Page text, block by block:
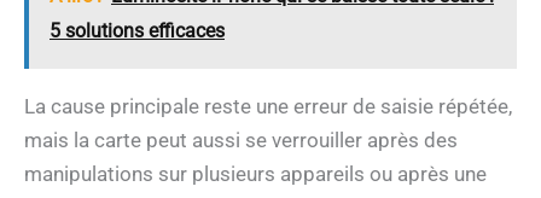
5 solutions efficaces
La cause principale reste une erreur de saisie répétée,
mais la carte peut aussi se verrouiller après des
manipulations sur plusieurs appareils ou après une